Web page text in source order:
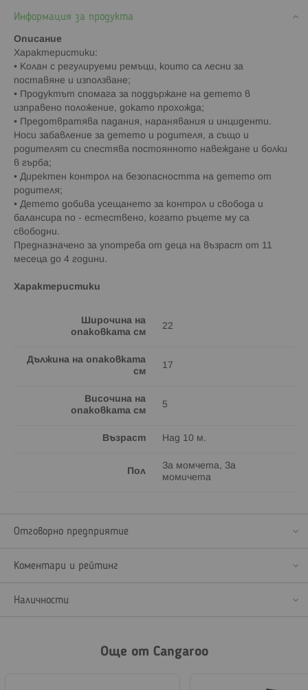
Информация за продукта
Описание
Характеристики:
• Колан с регулируеми ремъци, които са лесни за
поставяне и използване;
• Продуктът спомага за поддържане на детето в
изправено положение, докато прохожда;
• Предотвратява падания, наранявания и инциденти.
Носи забавление за детето и родителя, а също и
родителят си спестява постоянното навеждане и болки
в гърба;
• Директен контрол на безопасността на детето от
родителя;
• Детето добива усещането за контрол и свобода и
балансира по - естествено, когато ръцете му са
свободни.
Предназначено за употреба от деца на възраст от 11
месеца до 4 години.
Характеристики
Широчина на
опаковката см
22
Дължина на опаковката
см
17
Височина на
опаковката см
5
Възраст Над 10 м.
Пол
За момчета, За
момичета
Отговорно предприятие
Коментари и рейтинг
Наличности
Още от Cangaroo